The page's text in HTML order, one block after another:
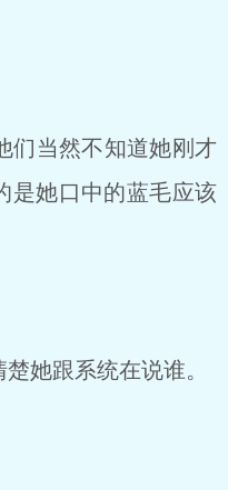
当然不知道她刚才
是她口中的蓝毛应该
她跟系统在说谁。